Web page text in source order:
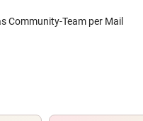
Community-Team per Mail